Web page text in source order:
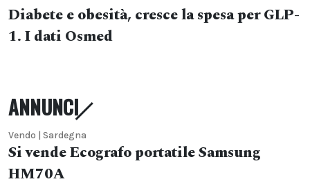
Diabete e obesità, cresce la spesa per GLP-
1. I dati Osmed
ANNUNCI
Vendo | Sardegna
Si vende Ecografo portatile Samsung
HM70A